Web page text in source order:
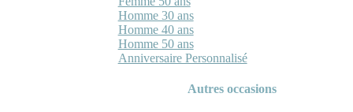
Homme 30 ans
Homme 40 ans
Homme 50 ans
Anniversaire Personnalisé
Autres occasions